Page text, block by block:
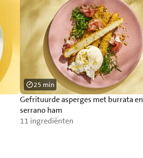
Gefrituurde asperges met burrata en
serrano ham
11 ingrediënten
25 min